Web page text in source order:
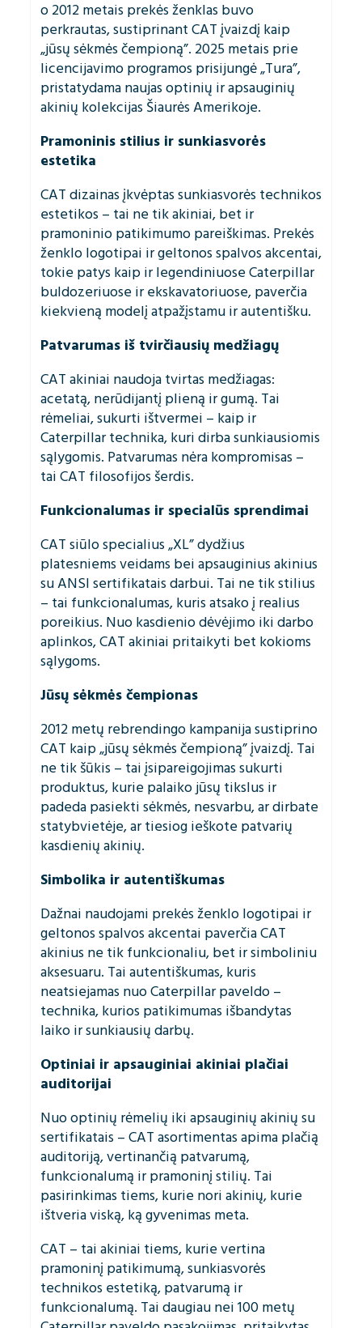
o 2012 metais prekės ženklas buvo
perkrautas, sustiprinant CAT įvaizdį kaip
„jūsų sėkmės čempioną”. 2025 metais prie
licencijavimo programos prisijungė „Tura”,
pristatydama naujas optinių ir apsauginių
akinių kolekcijas Šiaurės Amerikoje.
Pramoninis stilius ir sunkiasvorės
estetika
CAT dizainas įkvėptas sunkiasvorės technikos
estetikos – tai ne tik akiniai, bet ir
pramoninio patikimumo pareiškimas. Prekės
ženklo logotipai ir geltonos spalvos akcentai,
tokie patys kaip ir legendiniuose Caterpillar
buldozeriuose ir ekskavatoriuose, paverčia
kiekvieną modelį atpažįstamu ir autentišku.
Patvarumas iš tvirčiausių medžiagų
CAT akiniai naudoja tvirtas medžiagas:
acetatą, nerūdijantį plieną ir gumą. Tai
rėmeliai, sukurti ištvermei – kaip ir
Caterpillar technika, kuri dirba sunkiausiomis
sąlygomis. Patvarumas nėra kompromisas –
tai CAT filosofijos šerdis.
Funkcionalumas ir specialūs sprendimai
CAT siūlo specialius „XL” dydžius
platesniems veidams bei apsauginius akinius
su ANSI sertifikatais darbui. Tai ne tik stilius
– tai funkcionalumas, kuris atsako į realius
poreikius. Nuo kasdienio dėvėjimo iki darbo
aplinkos, CAT akiniai pritaikyti bet kokioms
sąlygoms.
Jūsų sėkmės čempionas
2012 metų rebrendingo kampanija sustiprino
CAT kaip „jūsų sėkmės čempioną” įvaizdį. Tai
ne tik šūkis – tai įsipareigojimas sukurti
produktus, kurie palaiko jūsų tikslus ir
padeda pasiekti sėkmės, nesvarbu, ar dirbate
statybvietėje, ar tiesiog ieškote patvarių
kasdienių akinių.
Simbolika ir autentiškumas
Dažnai naudojami prekės ženklo logotipai ir
geltonos spalvos akcentai paverčia CAT
akinius ne tik funkcionaliu, bet ir simboliniu
aksesuaru. Tai autentiškumas, kuris
neatsiejamas nuo Caterpillar paveldo –
technika, kurios patikimumas išbandytas
laiko ir sunkiausių darbų.
Optiniai ir apsauginiai akiniai plačiai
auditorijai
Nuo optinių rėmelių iki apsauginių akinių su
sertifikatais – CAT asortimentas apima plačią
auditoriją, vertinančią patvarumą,
funkcionalumą ir pramoninį stilių. Tai
pasirinkimas tiems, kurie nori akinių, kurie
ištveria viską, ką gyvenimas meta.
CAT – tai akiniai tiems, kurie vertina
pramoninį patikimumą, sunkiasvorės
technikos estetiką, patvarumą ir
funkcionalumą. Tai daugiau nei 100 metų